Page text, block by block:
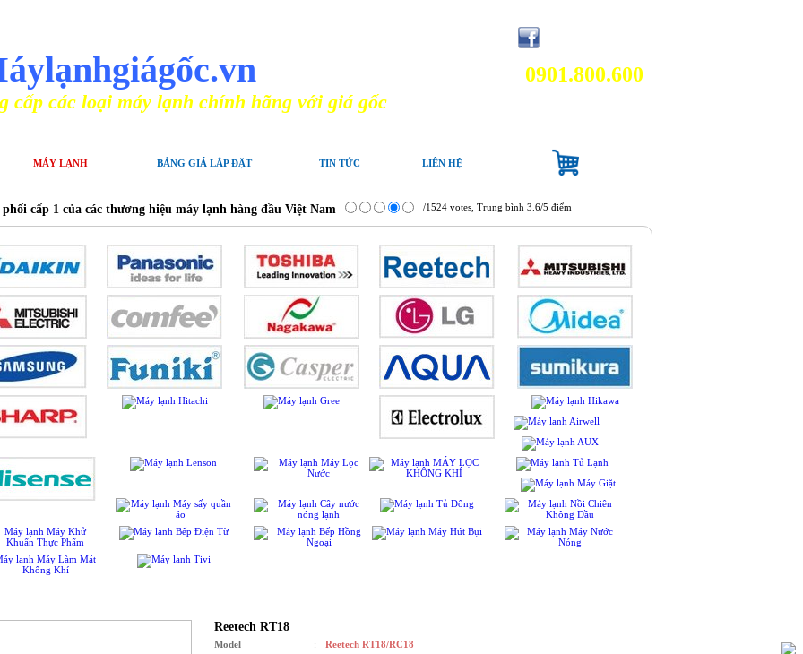
máy lạnh chính hãng với giá gốc
0901.800.600
MÁY LẠNH BẢNG GIÁ LẮP ĐẶT TIN TỨC LIÊN HỆ
cấp 1 của các thương hiệu máy lạnh hàng đầu Việt Nam /1524 votes, Trung bình 3.6/5 điểm
Reetech RT18
Model :
Reetech RT18/RC18